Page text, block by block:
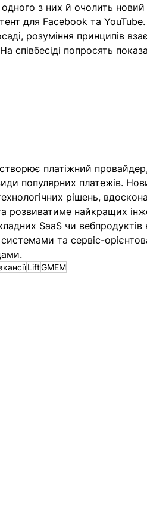
одного з них й очолить
для Facebook та
розуміння принципів
співбесіді попросять
створює платіжний
популярних платежів.
рішень,
розвиватиме найкращих
SaaS чи
та сервіс-
LiftGMEM